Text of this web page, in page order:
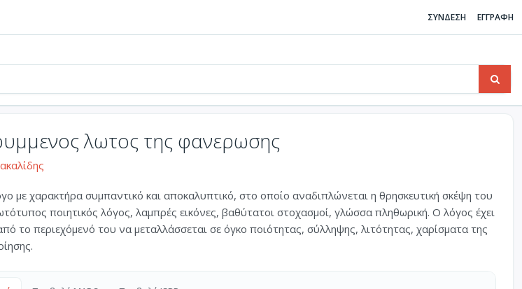
ΣΥΝΔΕΣΗ ΕΓΓΡΑΦΗ
λωτος της φανερωσης
με χαρακτήρα συμπαντικό και αποκαλυπτικό, στο οποίο αναδιπλώνεται η θρησκευτική σκέψη του
ποιητικός λόγος, λαμπρές εικόνες, βαθύτατοι στοχασμοί, γλώσσα πληθωρική. Ο λόγος έχει
το περιεχόμενό του να μεταλλάσσεται σε όγκο ποιότητας, σύλληψης, λιτότητας, χαρίσματα της